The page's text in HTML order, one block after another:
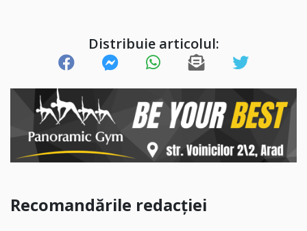
Distribuie articolul:
Recomandările redacției